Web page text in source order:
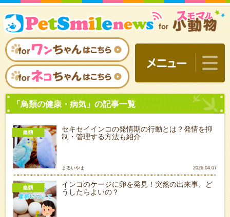
「鳥類の健康・病気」の記
セキセイインコの発情期の行動とは？発情を抑
制・管理する方法も紹介
まるいやま 2026.04.07
インコのケージに卵を発見！突然の出来事、ど
うしたらよいの？